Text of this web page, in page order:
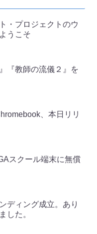
・プロジェクトのウ
うこそ
『教師の流儀２』を
、本日リリ
スクール端末に無償
ディング成立。あり
した。